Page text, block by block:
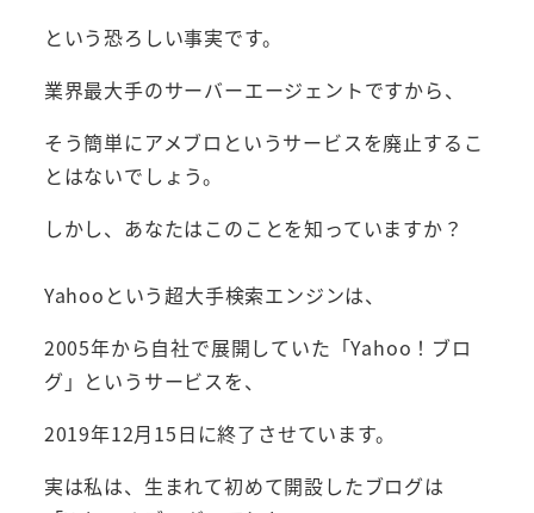
という恐ろしい事実です。
業界最大手のサーバーエージェントですから、
そう簡単にアメブロというサービスを廃止するこ
とはないでしょう。
しかし、あなたはこのことを知っていますか？
Yahooという超大手検索エンジンは、
2005年から自社で展開していた「Yahoo！ブロ
グ」というサービスを、
2019年12月15日に終了させています。
実は私は、生まれて初めて開設したブログは